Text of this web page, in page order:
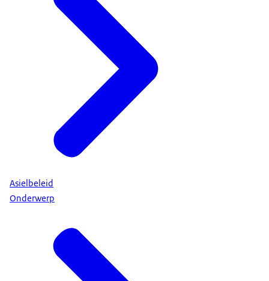
Asielbeleid
Onderwerp